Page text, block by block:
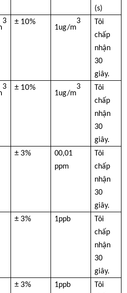
lượng không khí ngoài trời
Âm Huibo Đài Loan
(s)
3 ± 10%
1ug/m
3
Tôi
chấp
nhận
30
giây.
3 ± 10%
1ug/m
3
Tôi
chấp
nhận
30
giây.
± 3%
00,01
ppm
Tôi
chấp
nhận
30
giây.
± 3% 1ppb
Tôi
chấp
nhận
30
giây.
± 3% 1ppb
Tôi